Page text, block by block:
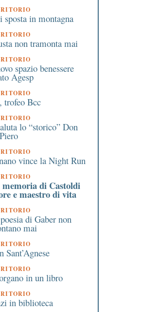
in montagna
non tramonta mai
spazio benessere
Agesp
trofeo Bcc
lo “storico” Don
Piero
vince la Night Run
di Castoldi
e maestro di vita
di Gaber non
mai
Sant’Agnese
in un libro
in biblioteca